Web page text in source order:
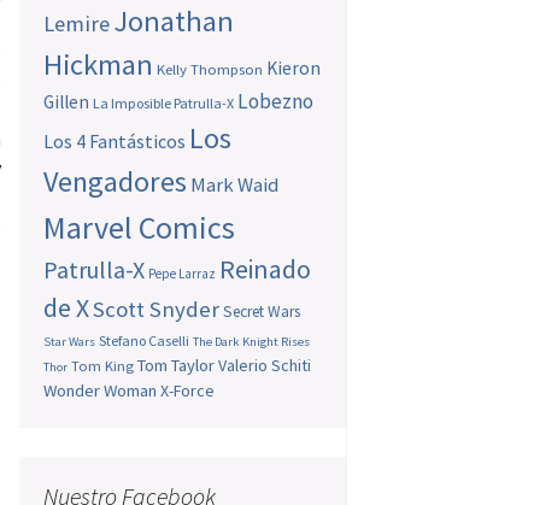
LemireJonathan
Hickman Kelly Thompson Kieron
Gillen La Imposible Patrulla-X Lobezno
Los 4 Fantásticos Los
Vengadores Mark Waid
Marvel Comics
Patrulla-X Pepe Larraz Reinado
de XScott SnyderSecret Wars
Star Wars Stefano Caselli The Dark Knight Rises
Thor Tom King Tom TaylorValerio Schiti
Wonder Woman X-Force
Nuestro Facebook